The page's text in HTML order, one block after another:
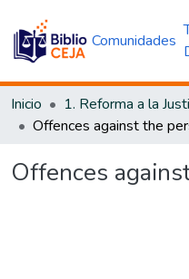
Comunidades
Inicio
Offences against the
Offences